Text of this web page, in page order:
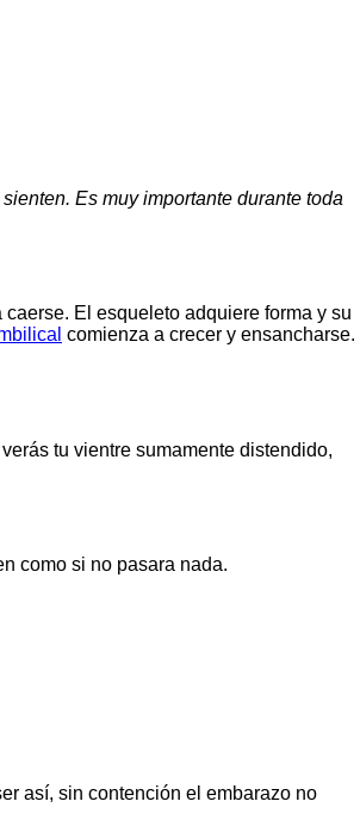
Es muy importante durante toda
El esqueleto adquiere forma y su
comienza a crecer y ensancharse.
tu vientre sumamente distendido,
como si no pasara nada.
así, sin contención el embarazo no